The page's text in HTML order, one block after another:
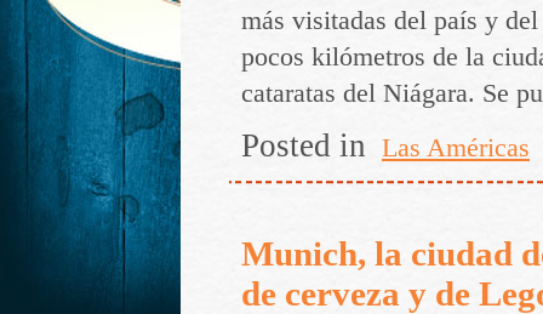
más visitadas del país y
pocos kilómetros de la
cataratas del Niágara. Se
Posted in Las Américas
Munich, la ciudad
de cerveza y de